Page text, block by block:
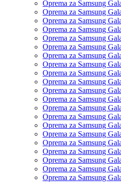
Oprema za Samsung
Oprema za Samsung
Oprema za Samsung
Oprema za Samsung
Oprema za Samsung
Oprema za Samsung
Oprema za Samsung
Oprema za Samsung
Oprema za Samsung
Oprema za Samsung
Oprema za Samsung
Oprema za Samsung
Oprema za Samsung
Oprema za Samsung
Oprema za Samsung
Oprema za Samsung
Oprema za Samsung
Oprema za Samsung
Oprema za Samsung
Oprema za Samsung
Oprema za Samsung